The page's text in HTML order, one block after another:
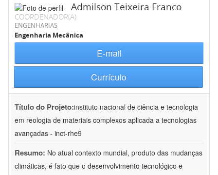
Admilson Teixeira Franco
COORDENADOR(A)
ENGENHARIAS
Engenharia Mecânica
E-mail
Currículo
Título do Projeto:instituto nacional de ciência e tecnologia
em reologia de materiais complexos aplicada a tecnologias
avançadas - inct-rhe9
Resumo: No atual contexto mundial, produto das mudanças
climáticas, é fato que o desenvolvimento tecnológico e